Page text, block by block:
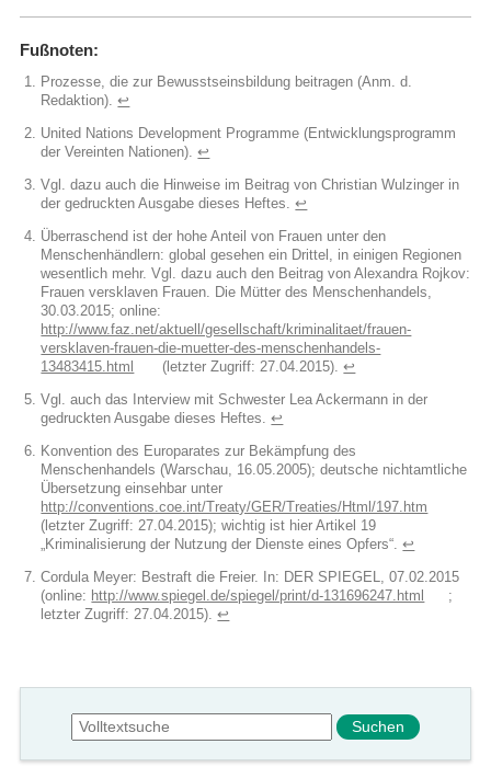
Fußnoten:
Prozesse, die zur Bewusstseinsbildung beitragen (Anm. d.
Redaktion).↩︎
United Nations Development Programme (Entwicklungsprogramm
der Vereinten Nationen).↩︎
Vgl. dazu auch die Hinweise im Beitrag von Christian Wulzinger in
der gedruckten Ausgabe dieses Heftes.↩︎
Überraschend ist der hohe Anteil von Frauen unter den
Menschenhändlern: global gesehen ein Drittel, in einigen Regionen
wesentlich mehr. Vgl. dazu auch den Beitrag von Alexandra Rojkov:
Frauen versklaven Frauen. Die Mütter des Menschenhandels,
30.03.2015; online:
http://www.faz.net/aktuell/gesellschaft/kriminalitaet/frauen-
versklaven-frauen-die-muetter-des-menschenhandels-
13483415.html
(letzter Zugriff: 27.04.2015).↩︎
Vgl. auch das Interview mit Schwester Lea Ackermann in der
gedruckten Ausgabe dieses Heftes.↩︎
Konvention des Europarates zur Bekämpfung des
Menschenhandels (Warschau, 16.05.2005); deutsche nichtamtliche
Übersetzung einsehbar unter
http://conventions.coe.int/Treaty/GER/Treaties/Html/197.htm
(letzter Zugriff: 27.04.2015); wichtig ist hier Artikel 19
„Kriminalisierung der Nutzung der Dienste eines Opfers“.↩︎
Cordula Meyer: Bestraft die Freier. In: DER SPIEGEL, 07.02.2015
(online: http://www.spiegel.de/spiegel/print/d-131696247.html
;
letzter Zugriff: 27.04.2015).↩︎
Suchformular
Suche